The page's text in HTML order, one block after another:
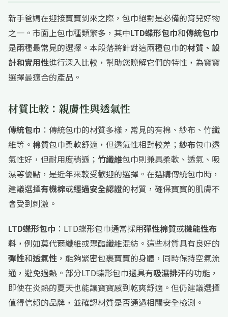
新手爸媽在迎接寶寶到來之際，包巾絕對是必備的育兒好物
之一。市面上包巾種類繁多，其中LTD蝶形包巾和傳統包巾
是兩種最常見的選擇。本段落將針對這兩種包巾的材質、設
計和實用性進行深入比較，幫助您瞭解它們的特性，為寶寶
選擇最適合的產品。
材質比較：親膚性與透氣性
傳統包巾 ：傳統包巾的材質多樣，常見的有棉、紗布、竹纖
維等。 棉質包巾柔軟舒適，但透氣性相對較差； 紗布包巾透
氣性好，但耐用度稍遜； 竹纖維包巾則兼具柔軟、透氣、吸
濕等優點，是近年來較受歡迎的選擇。在選購傳統包巾時，
建議選擇有機棉或經過安全認證的材質，確保寶寶的肌膚不
會受到刺激。
LTD蝶形包巾 ：LTD蝶形包巾通常採用彈性棉質或機能性布
料 ，例如莫代爾纖維或聚酯纖維混紡。這些材質具有良好的
彈性和透氣性 ，能夠緊密包裹寶寶的身體，同時保持空氣流
通，避免過熱。部分LTD蝶形包巾還具有吸濕排汗的功能，
即使在炎熱的夏天也能讓寶寶感到乾爽舒適。但仍建議選擇
值得信賴的品牌，並確認材質是否通過相關安全檢測。